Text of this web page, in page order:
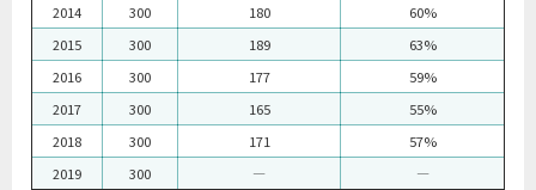
2014
300 180
60%
2015
300 189
63%
2016
300 177
59%
2017
300 165
55%
2018
300 171
57%
2019
300 ― ―